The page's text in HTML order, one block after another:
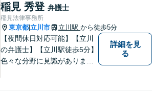
とつの問題に真剣に向き合
い、最善の解決を目指しま
す。
稲見 秀登 弁護士
稲見法律事務所
東京都 立川市 立川駅 から徒歩5分
【夜間休日対応可能】【立川
の弁護士】【立川駅徒歩5分】
色々な分野に見識がありま
詳細を見
る